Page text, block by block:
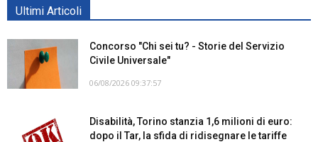
Ultimi Articoli
Concorso "Chi sei tu? - Storie del Servizio
Civile Universale"
06/08/2026 09:37:57
Disabilità, Torino stanzia 1,6 milioni di euro:
dopo il Tar, la sfida di ridisegnare le tariffe